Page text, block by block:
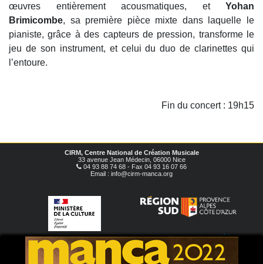
œuvres entièrement acousmatiques, et Yohan
Brimicombe, sa première pièce mixte dans laquelle le
pianiste, grâce à des capteurs de pression, transforme le
jeu de son instrument, et celui du duo de clarinettes qui
l’entoure.
Fin du concert : 19h15
CIRM, Centre National de Création Musicale
33 avenue Jean Médecin, 06000 Nice
04 93 88 74 68 - Fax 04 93 16 07 66
Email : info@cirm-manca.org